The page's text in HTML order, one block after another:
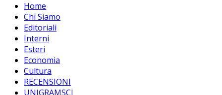
Home
Chi Siamo
Editoriali
Interni
Esteri
Economia
Cultura
RECENSIONI
UNIGRAMSCI